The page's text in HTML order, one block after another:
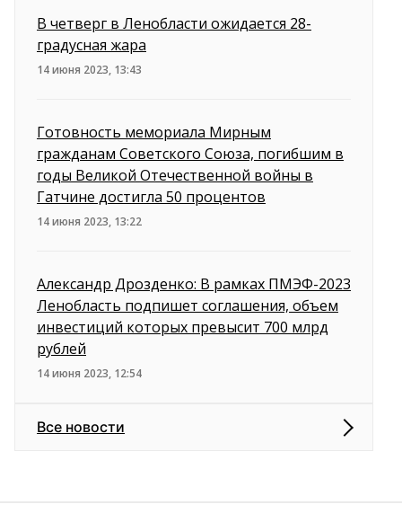
В четверг в Ленобласти ожидается 28-
градусная жара
14 июня 2023, 13:43
Готовность мемориала Мирным
гражданам Советского Союза, погибшим в
годы Великой Отечественной войны в
Гатчине достигла 50 процентов
14 июня 2023, 13:22
Александр Дрозденко: В рамках ПМЭФ-2023
Ленобласть подпишет соглашения, объем
инвестиций которых превысит 700 млрд
рублей
14 июня 2023, 12:54
Все новости